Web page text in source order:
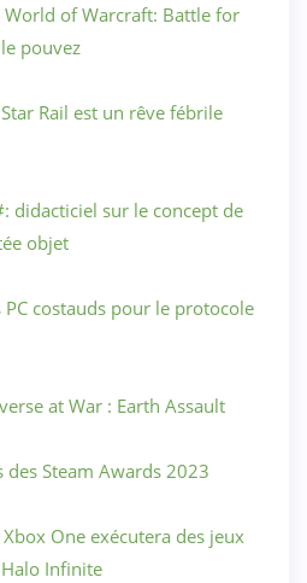
of Warcraft: Battle for
pouvez
Rail est un rêve fébrile
didacticiel sur le concept de
objet
costauds pour le protocole
at War : Earth Assault
des Steam Awards 2023
One exécutera des jeux
Infinite